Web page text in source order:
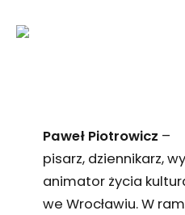
Paweł Piotrowicz –
pisarz, dziennikarz,
animator życia
we Wrocławiu. W